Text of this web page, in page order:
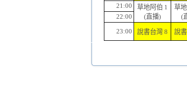
21:00
草地阿伯 1
(直播)
草
(
22:00
23:00
說書台灣 8 說